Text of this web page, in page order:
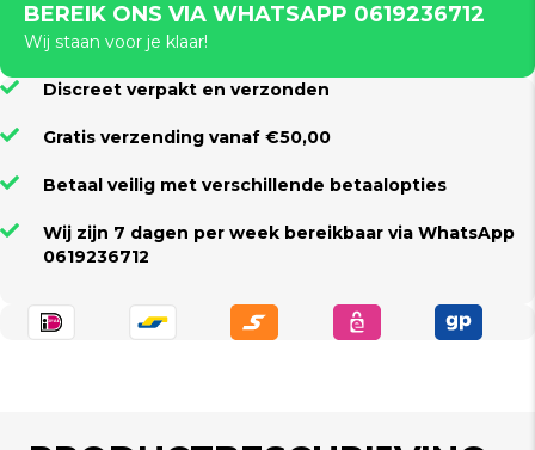
BEREIK ONS VIA WHATSAPP 0619236712
Wij staan voor je klaar!
Discreet verpakt en verzonden
Gratis verzending vanaf €50,00
Betaal veilig met verschillende betaalopties
Wij zijn 7 dagen per week bereikbaar via WhatsApp
0619236712